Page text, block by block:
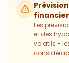
financier
Les
et des
volatils -